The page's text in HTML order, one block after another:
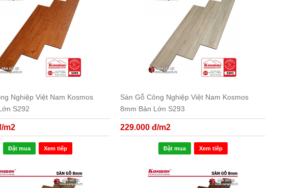
Nghiệp Việt Nam Kosmos
S292
m2
Đặt mua Xem tiếp
Sàn Gỗ Công Nghiệp Việt Nam Kosmos
8mm Bản Lớn S293
229.000 đ/m2
Đặt mua Xem tiếp